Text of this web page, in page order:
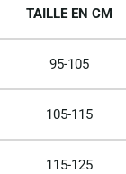
TAILLE EN CM
95-105
105-115
115-125